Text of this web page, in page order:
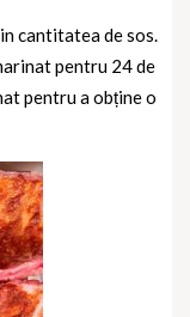
cantitatea de sos.
pentru 24 de
pentru a obține o